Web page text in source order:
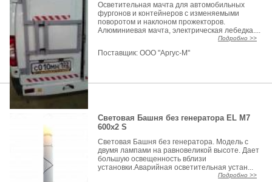
Осветительная мачта для автомобильных
фургонов и контейнеров с изменяемыми
поворотом и наклоном прожекторов.
Алюминиевая мачта, электрическая лебедка....
Подробно >>
Поставщик:ООО "Аргус-М"
Световая Башня без генератора EL M7
600х2 S
Световая Башня без генератора. Модель с
двумя лампами на равновеликой высоте. Дает
большую освещенность вблизи
установки.Аварийная осветительная устан...
Подробно >>